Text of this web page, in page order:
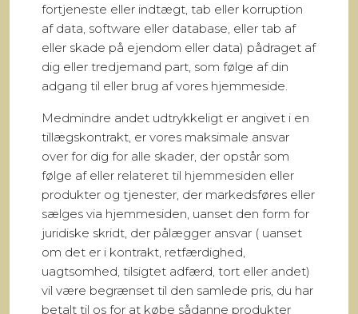
fortjeneste eller indtægt, tab eller korruption
af data, software eller database, eller tab af
eller skade på ejendom eller data) pådraget af
dig eller tredjemand part, som følge af din
adgang til eller brug af vores hjemmeside.
Medmindre andet udtrykkeligt er angivet i en
tillægskontrakt, er vores maksimale ansvar
over for dig for alle skader, der opstår som
følge af eller relateret til hjemmesiden eller
produkter og tjenester, der markedsføres eller
sælges via hjemmesiden, uanset den form for
juridiske skridt, der pålægger ansvar ( uanset
om det er i kontrakt, retfærdighed,
uagtsomhed, tilsigtet adfærd, tort eller andet)
vil være begrænset til den samlede pris, du har
betalt til os for at købe sådanne produkter